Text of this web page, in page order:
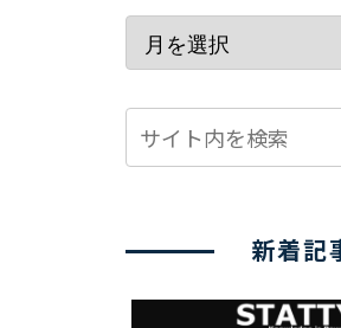
新着記